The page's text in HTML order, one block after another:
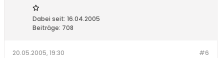
Dabei seit: 16.04.2005
Beiträge: 708
#6
20.05.2005, 19:30